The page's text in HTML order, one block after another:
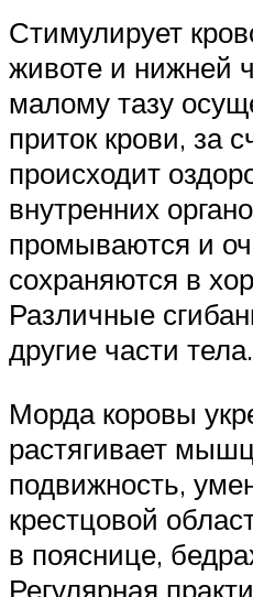
Стимулирует
животе и нижней
малому тазу
приток крови, за
происходит
внутренних
промываются и
сохраняются в
Различные
другие части тела.
Морда коровы
растягивает
подвижность,
крестцовой
в пояснице,
Регулярная